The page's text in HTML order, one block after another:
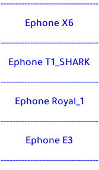
---------------------------------
Ephone X6
---------------------------------
Ephone T1_SHARK
---------------------------------
Ephone Royal_1
---------------------------------
Ephone E3
---------------------------------